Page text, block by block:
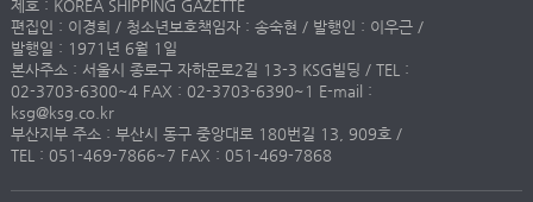
제호 : KOREA SHIPPING GAZETTE
편집인 : 이경희 / 청소년보호책임자 : 송숙현 / 발행인 : 이우근 /
발행일 : 1971년 6월 1일
본사주소 : 서울시 종로구 자하문로2길 13-3 KSG빌딩 / TEL :
02-3703-6300~4 FAX : 02-3703-6390~1 E-mail :
ksg@ksg.co.kr
부산지부 주소 : 부산시 동구 중앙대로 180번길 13, 909호 /
TEL : 051-469-7866~7 FAX : 051-469-7868